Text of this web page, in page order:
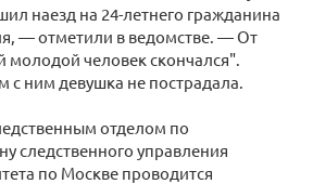
наезд на 24-летнего гражданина
— отметили в ведомстве. — От
молодой человек скончался".
с ним девушка не пострадала.
отделом по
следственного управления
по Москве проводится